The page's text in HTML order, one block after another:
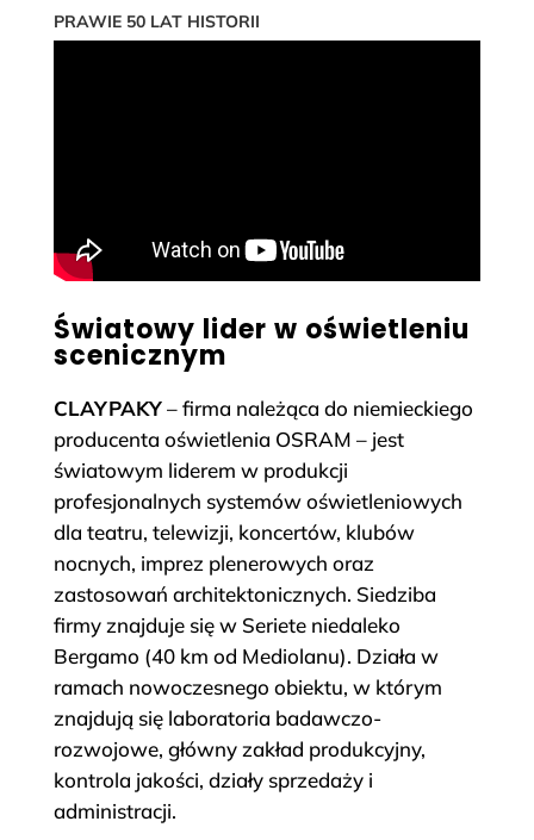
PRAWIE 50 LAT HISTORII
Światowy lider w oświetleniu
scenicznym
CLAYPAKY– firma należąca do niemieckiego
producenta oświetlenia OSRAM – jest
światowym liderem w produkcji
profesjonalnych systemów oświetleniowych
dla teatru, telewizji, koncertów, klubów
nocnych, imprez plenerowych oraz
zastosowań architektonicznych. Siedziba
firmy znajduje się w Seriete niedaleko
Bergamo (40 km od Mediolanu). Działa w
ramach nowoczesnego obiektu, w którym
znajdują się laboratoria badawczo-
rozwojowe, główny zakład produkcyjny,
kontrola jakości, działy sprzedaży i
administracji.